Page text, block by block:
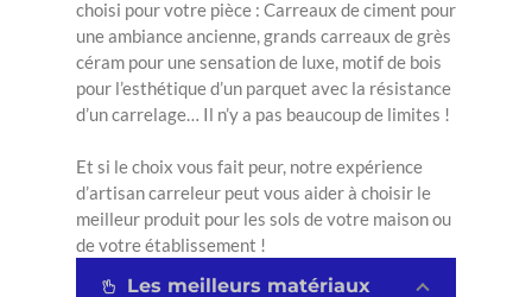
choisi pour votre pièce : Carreaux de ciment pour
une ambiance ancienne, grands carreaux de grès
céram pour une sensation de luxe, motif de bois
pour l’esthétique d’un parquet avec la résistance
d’un carrelage… Il n’y a pas beaucoup de limites !
Et si le choix vous fait peur, notre expérience
d’artisan carreleur peut vous aider à choisir le
meilleur produit pour les sols de votre maison ou
de votre établissement !
Les meilleurs matériaux